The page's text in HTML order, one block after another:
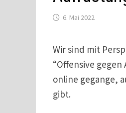
6. Mai 2022
Wir sind mit
“Offensive
online gegange,
gibt.